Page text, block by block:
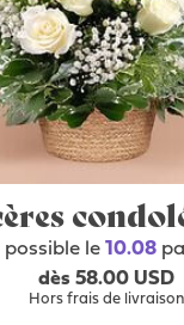
possible le 10.08
dès 58.00 USD
Hors frais de livraison